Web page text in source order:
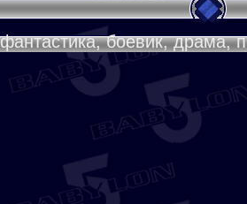
фантастика, боевик, драма,